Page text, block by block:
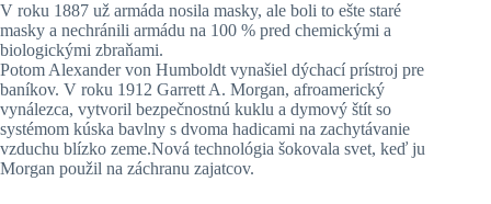
V roku 1887 už armáda nosila masky, ale boli to ešte staré
masky a nechránili armádu na 100 % pred chemickými a
biologickými zbraňami.
Potom Alexander von Humboldt vynašiel dýchací prístroj pre
baníkov. V roku 1912 Garrett A. Morgan, afroamerický
vynálezca, vytvoril bezpečnostnú kuklu a dymový štít so
systémom kúska bavlny s dvoma hadicami na zachytávanie
vzduchu blízko zeme.Nová technológia šokovala svet, keď ju
Morgan použil na záchranu zajatcov.